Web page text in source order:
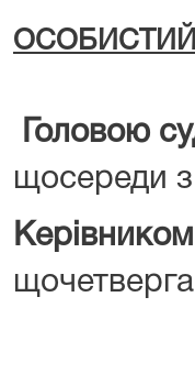
Головою
щосереди